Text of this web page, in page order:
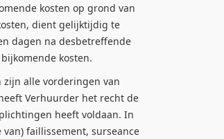
kosten op grond van
dient gelijktijdig te
dagen na desbetreffende
kosten.
alle vorderingen van
Verhuurder het recht de
heeft voldaan. In
faillissement, surseance